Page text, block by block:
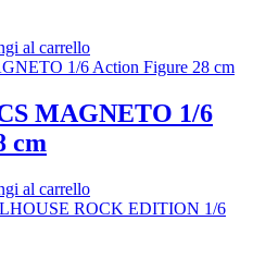
al carrello
MAGNETO 1/6
cm
al carrello